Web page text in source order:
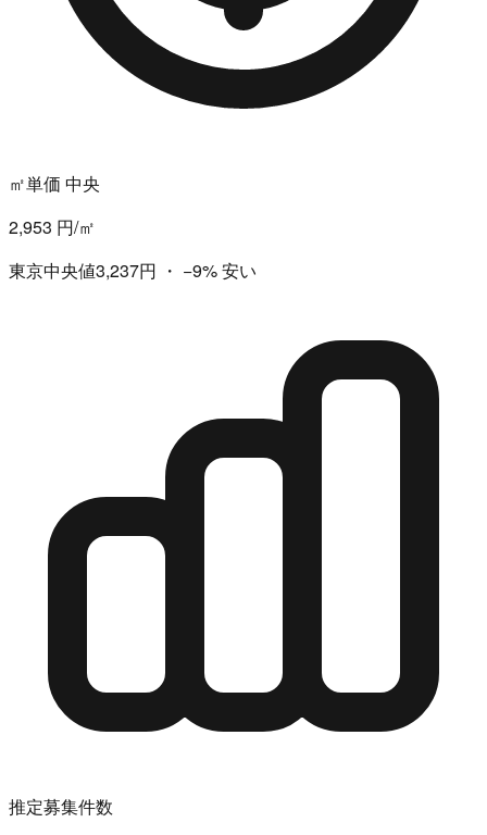
㎡単価 中央
2,953 円/㎡
東京中央値3,237円 ・ −9%安い
推定募集件数